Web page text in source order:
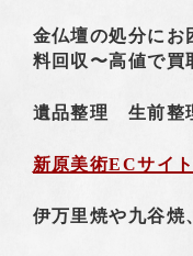
金仏壇の処分にお
料回収〜高値で買
遺品整理 生前整
新原美術ECサイト
伊万里焼や九谷焼